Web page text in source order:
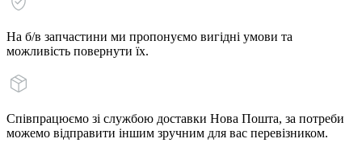
На б/в запчастини ми пропонуємо вигідні умови та
можливість повернути їх.
Співпрацюємо зі службою доставки Нова Пошта, за потреби
можемо відправити іншим зручним для вас перевізником.